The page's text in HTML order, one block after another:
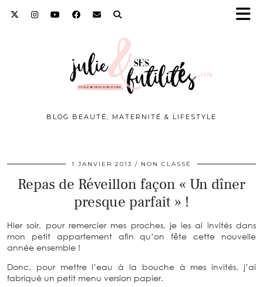
BLOG BEAUTÉ, MATERNITÉ & LIFESTYLE
1 JANVIER 2013 NON CLASSÉ
Repas de Réveillon façon « Un dîner
presque parfait » !
Hier soir, pour remercier mes proches, je les ai invités dans
mon petit appartement afin qu’on fête cette nouvelle
année ensemble !
Donc, pour mettre l’eau à la bouche à mes invités, j’ai
fabriqué un petit menu version papier.